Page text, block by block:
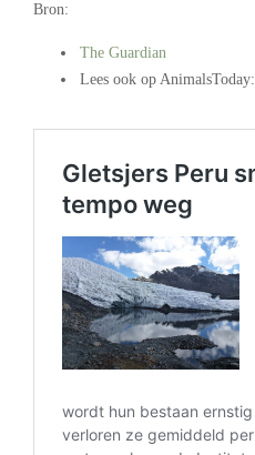
Bron:
The Guardian
Lees ook op AnimalsToday: